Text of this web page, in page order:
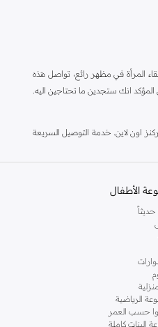
المرأة في مظهر رائع، تواصل هذه
انك ستجدين ما تحتاجين اليه.
اون لاين. خدمة التوصيل السريعة
الأطفال
الرياضية
حسب العمر
البنات كاملة